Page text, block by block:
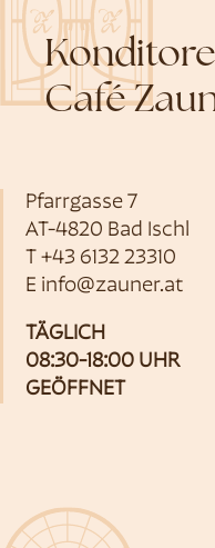
Café
Pfarrgasse 7
AT-4820 Bad Ischl
T +43 6132 23310
E info@zauner.at
TÄGLICH
08:30-18:00 UHR
GEÖFFNET